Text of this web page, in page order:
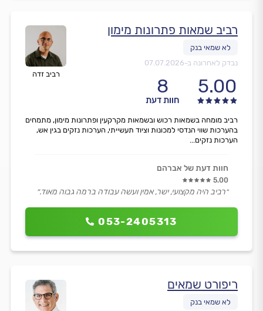
רביב זדה
רביב שמאות פתרונות מימון
נבדק לאחרונה ב-07.07.2026
5.00
8
חוות דעת
053-2405313
רביב מומחה בשמאות רכוש ובשמאות מקרקעין ופתרונות מימון, מתמחים
בהערכות שווי הנדסי למכונות וציוד תעשייתי, הערכות נזקים בגין אש,
הערכות נזקים...
חוות דעת של אברהם
5.00
״רביב היה מקצועי, ישר, אמין ועשה עבודה ברמה גבוה מאוד.״
ריפורט שמאים